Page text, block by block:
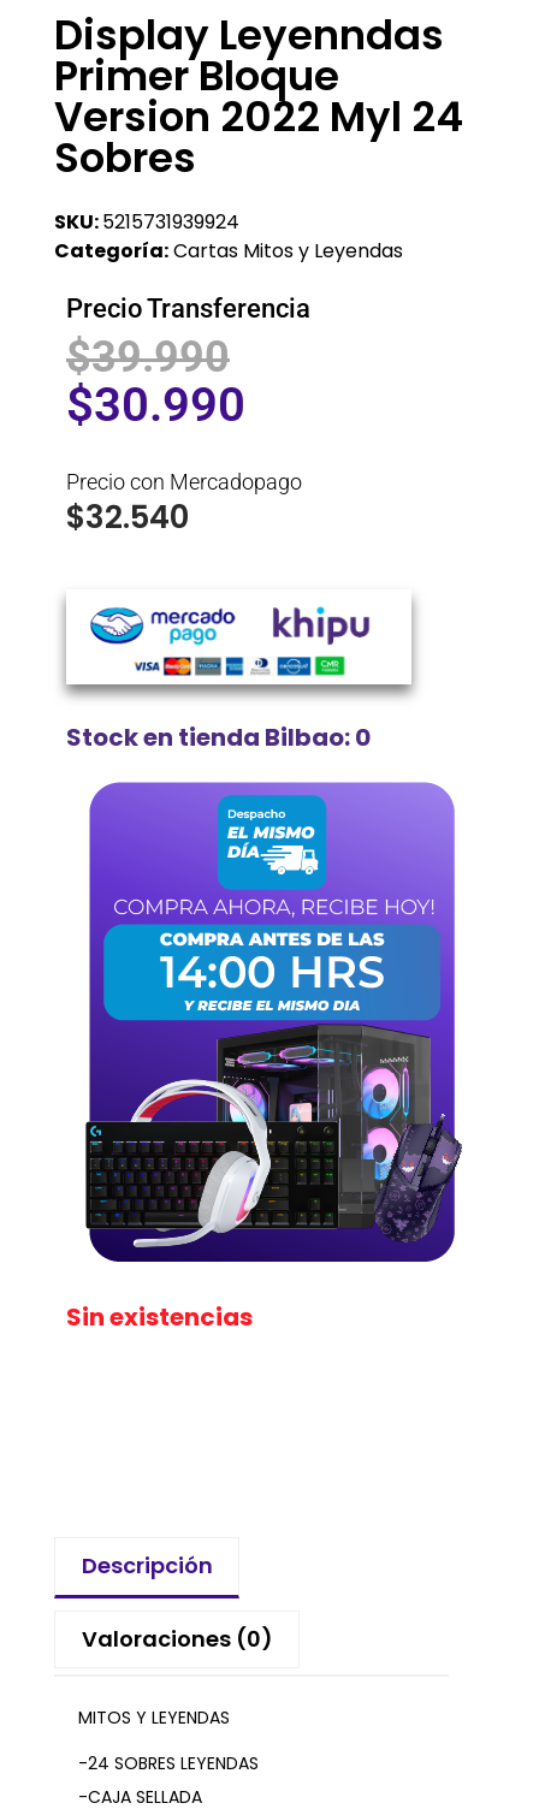
Display Leyenndas
Primer Bloque
Version 2022 Myl 24
Sobres
SKU:5215731939924
Categoría:Cartas Mitos y Leyendas
Precio Transferencia
$39.990
$30.990
Precio con Mercadopago
$32.540
Stock en tienda Bilbao: 0
Sin existencias
Descripción
Valoraciones (0)
MITOS Y LEYENDAS
-24 SOBRES LEYENDAS
-CAJA SELLADA